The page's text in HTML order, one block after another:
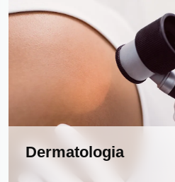
Dermatologia